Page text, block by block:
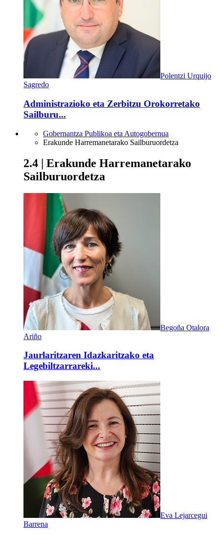
Polentzi Urquijo
Sagredo
Administrazioko eta Zerbitzu Orokorretako
Sailburu...
Gobernantza Publikoa eta Autogobernua
Erakunde Harremanetarako Sailburuordetza
2.4 | Erakunde Harremanetarako
Sailburuordetza
Begoña Otalora
Ariño
Jaurlaritzaren Idazkaritzako eta
Legebiltzarrareki...
Eva Lejarcegui
Barrena